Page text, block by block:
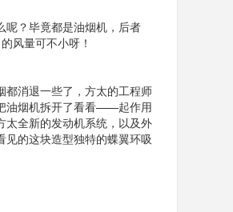
呢？毕竟都是油烟机，后者
风量可不小呀！
都消退一些了，方太的工程师
油烟机拆开了看看——起作用
太全新的发动机系统，以及外
见的这块造型独特的蝶翼环吸